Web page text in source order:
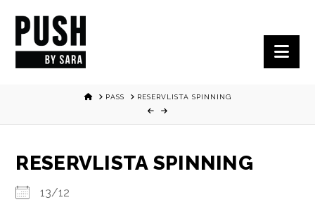
HOMEPASS RESERVLISTA SPINNING
RESERVLISTA SPINNING
13/12